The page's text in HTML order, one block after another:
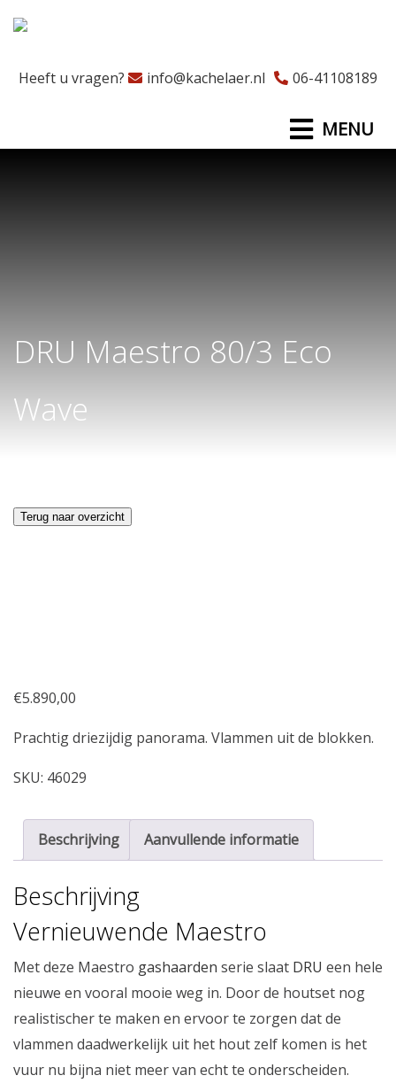
Heeft u vragen? info@kachelaer.nl 06-41108189
MENU
DRU Maestro 80/3 Eco
Wave
Terug naar overzicht
€5.890,00
Prachtig driezijdig panorama. Vlammen uit de blokken.
SKU: 46029
Beschrijving Aanvullende informatie
Beschrijving
Vernieuwende Maestro
Met deze Maestro gashaarden serie slaat DRU een hele
nieuwe en vooral mooie weg in. Door de houtset nog
realistischer te maken en ervoor te zorgen dat de
vlammen daadwerkelijk uit het hout zelf komen is het
vuur nu bijna niet meer van echt te onderscheiden.